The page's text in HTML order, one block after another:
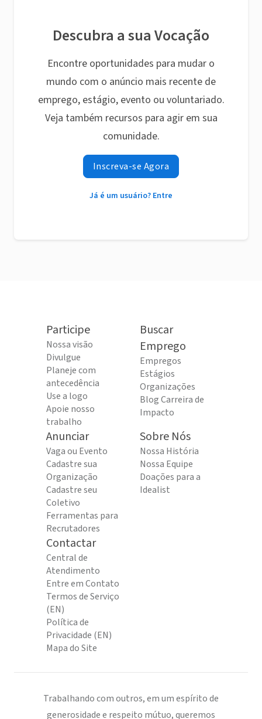
Descubra a sua Vocação
Encontre oportunidades para mudar o
mundo com o anúncio mais recente de
emprego, estágio, evento ou voluntariado.
Veja também recursos para agir em sua
comunidade.
Inscreva-se Agora
Já é um usuário? Entre
Participe
Nossa visão
Divulgue
Planeje com
antecedência
Use a logo
Apoie nosso
trabalho
Buscar
Emprego
Empregos
Estágios
Organizações
Blog Carreira de
Impacto
Anunciar
Vaga ou Evento
Cadastre sua
Organização
Cadastre seu
Coletivo
Ferramentas para
Recrutadores
Sobre Nós
Nossa História
Nossa Equipe
Doações para a
Idealist
Contactar
Central de
Atendimento
Entre em Contato
Termos de Serviço
(EN)
Política de
Privacidade (EN)
Mapa do Site
Trabalhando com outros, em um espírito de
generosidade e respeito mútuo, queremos